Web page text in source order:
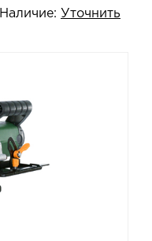
Наличие: Уточнить